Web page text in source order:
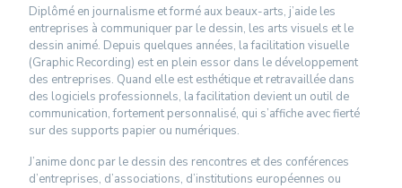
Diplômé en journalisme et formé aux beaux-arts, j’aide les
entreprises à communiquer par le dessin, les arts visuels et le
dessin animé. Depuis quelques années, la facilitation visuelle
(Graphic Recording) est en plein essor dans le développement
des entreprises. Quand elle est esthétique et retravaillée dans
des logiciels professionnels, la facilitation devient un outil de
communication, fortement personnalisé, qui s’affiche avec fierté
sur des supports papier ou numériques.
J’anime donc par le dessin des rencontres et des conférences
d’entreprises, d’associations, d’institutions européennes ou